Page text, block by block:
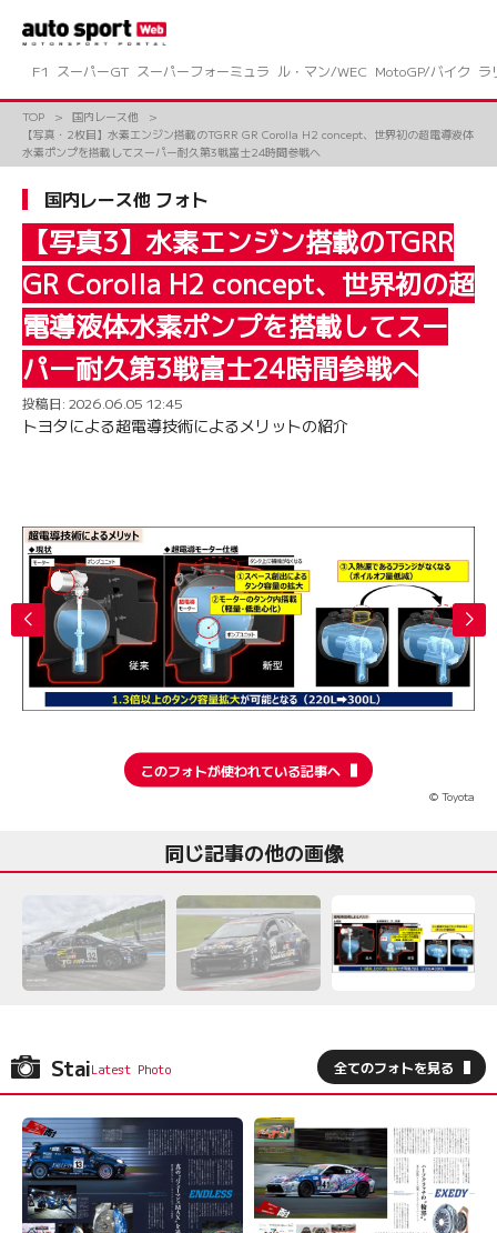
ツ
F1 スーパーGT スーパーフォーミュラ ル・マン/WEC MotoGP/バイク ラ
TOP
国内レース他
【写真・2枚目】水素エンジン搭載のTGRR GR Corolla H2 concept、世界初の超電導液体
水素ポンプを搭載してスーパー耐久第3戦富士24時間参戦へ
国内レース他 フォト
【写真3】水素エンジン搭載のTGRR
GR Corolla H2 concept、世界初の超
電導液体水素ポンプを搭載してスー
パー耐久第3戦富士24時間参戦へ
投稿日: 2026.06.05 12:45
トヨタによる超電導技術によるメリットの紹介
このフォトが使われている記事へ
© Toyota
同じ記事の他の画像
Stai 全てのフォトを見る